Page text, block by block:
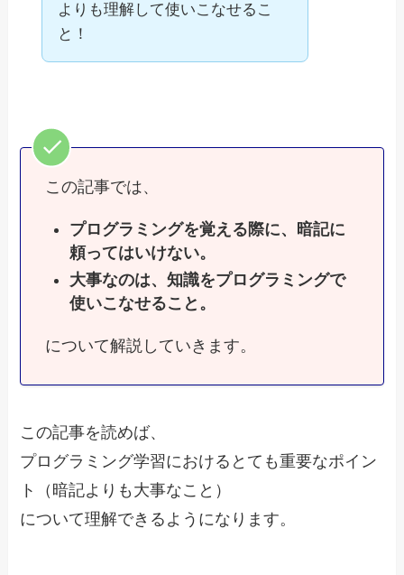
よりも理解して使いこなせるこ
と！
この記事では、
プログラミングを覚える際に、暗記に
頼ってはいけない。
大事なのは、知識をプログラミングで
使いこなせること。
について解説していきます。
この記事を読めば、
プログラミング学習におけるとても重要なポイン
ト（暗記よりも大事なこと）
について理解できるようになります。